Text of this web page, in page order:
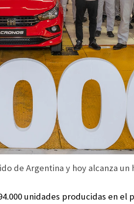
de Argentina y hoy alcanza
unidades producidas en el